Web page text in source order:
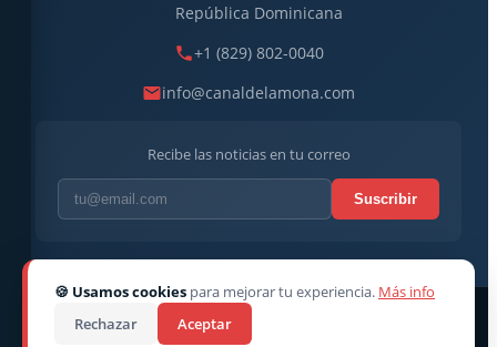
República Dominicana
+1 (829) 802-0040
info@canaldelamona.com
Recibe las noticias en tu correo
Suscribir
© 2026CanaldelaMona. Todos los derechos reservados. ·
Director CEO: Robert Linarez
🍪 Usamos cookies para mejorar tu experiencia. Más info
Rechazar
Aceptar